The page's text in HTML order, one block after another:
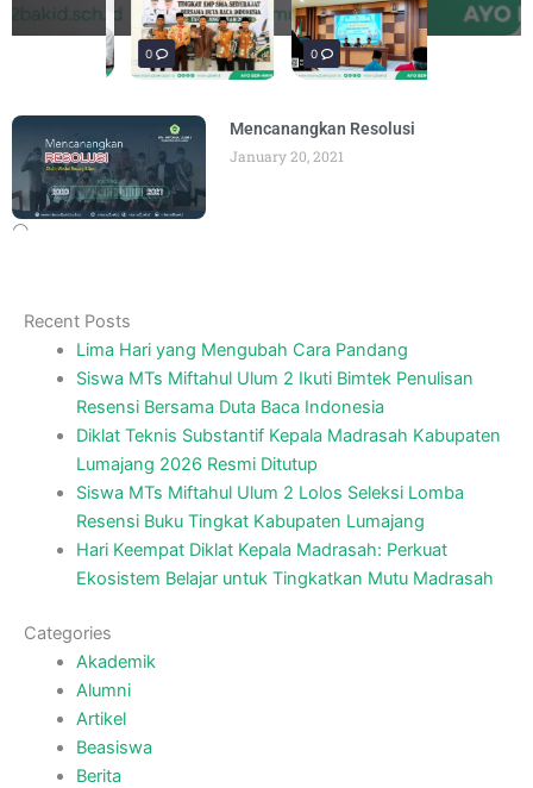
materi “Pengembangan Ekosistem
BY ADMIN AUGUST 6, 2026
penguatan materi bertajuk "Praktik Baik
BY ADMIN AUGUST 6, 2026
penguatan materi "Re-Branding
BY ADMIN AUGUST 5, 2026
materi Literasi Digital yang
BY ADMIN AUGUST 5, 2026
Madrasah" padaAUGUST 4, 2026
Mencanangkan Resolusi
January 20, 2021
Recent Posts
Lima Hari yang Mengubah Cara Pandang
Siswa MTs Miftahul Ulum 2 Ikuti Bimtek Penulisan
Resensi Bersama Duta Baca Indonesia
Diklat Teknis Substantif Kepala Madrasah Kabupaten
Lumajang 2026 Resmi Ditutup
Siswa MTs Miftahul Ulum 2 Lolos Seleksi Lomba
Resensi Buku Tingkat Kabupaten Lumajang
Hari Keempat Diklat Kepala Madrasah: Perkuat
Ekosistem Belajar untuk Tingkatkan Mutu Madrasah
Categories
Akademik
Alumni
Artikel
Beasiswa
Berita